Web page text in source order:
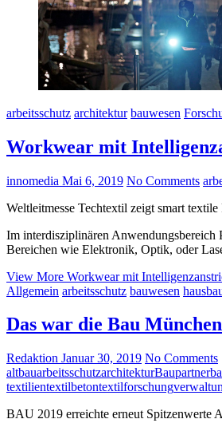
arbeitsschutz architektur bauwesen
Workwear mit
innomedia Mai 6, 2019 No Comments
Weltleitmesse Techtextil zeigt smart textile
Im interdisziplinären Anwendungsbereich
Bereichen wie Elektronik, Optik, oder
View More Workwear mit
Allgemein arbeitsschutz bauwesen
Das war die Bau München
Redaktion Januar 30, 2019 No Comments
altbauarbeitsschutzarchitekturBaupartner
textilientextilbetontextilforschung
BAU 2019 erreichte erneut Spitzenwerte